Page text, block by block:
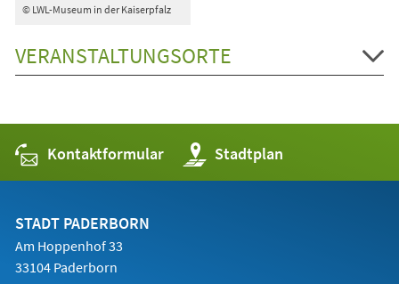
© LWL-Museum in der Kaiserpfalz
VERANSTALTUNGSORTE
Kontaktformular Stadtplan
(Öffnet
in
einem
STADT PADERBORN
Am Hoppenhof 33
33104 Paderborn